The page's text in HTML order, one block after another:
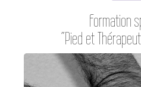
Formation
"Pied et